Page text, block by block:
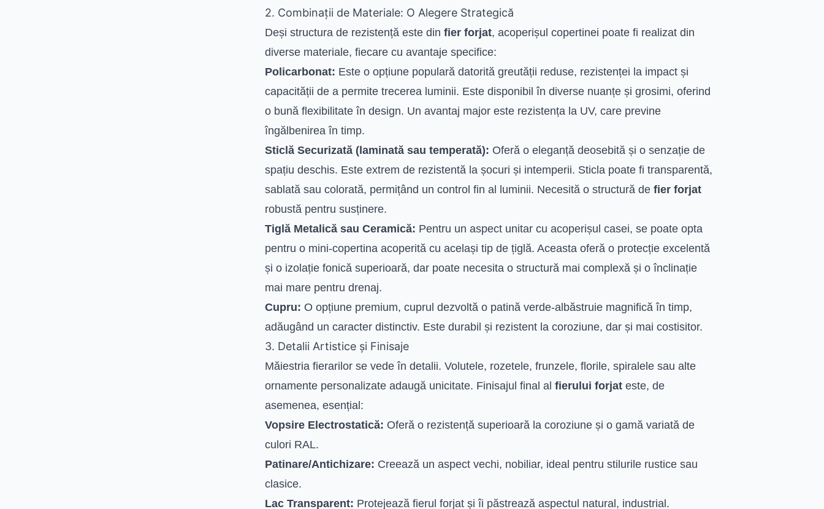
2. Combinații de Materiale: O Alegere Strategică
Deși structura de rezistență este din fier forjat, acoperișul copertinei poate fi realizat din
diverse materiale, fiecare cu avantaje specifice:
Policarbonat: Este o opțiune populară datorită greutății reduse, rezistenței la impact și
capacității de a permite trecerea luminii. Este disponibil în diverse nuanțe și grosimi, oferind
o bună flexibilitate în design. Un avantaj major este rezistența la UV, care previne
îngălbenirea în timp.
Sticlă Securizată (laminată sau temperată): Oferă o eleganță deosebită și o senzație de
spațiu deschis. Este extrem de rezistentă la șocuri și intemperii. Sticla poate fi transparentă,
sablată sau colorată, permițând un control fin al luminii. Necesită o structură de fier forjat
robustă pentru susținere.
Tiglă Metalică sau Ceramică: Pentru un aspect unitar cu acoperișul casei, se poate opta
pentru o mini-copertina acoperită cu același tip de țiglă. Aceasta oferă o protecție excelentă
și o izolație fonică superioară, dar poate necesita o structură mai complexă și o înclinație
mai mare pentru drenaj.
Cupru: O opțiune premium, cuprul dezvoltă o patină verde-albăstruie magnifică în timp,
adăugând un caracter distinctiv. Este durabil și rezistent la coroziune, dar și mai costisitor.
3. Detalii Artistice și Finisaje
Măiestria fierarilor se vede în detalii. Volutele, rozetele, frunzele, florile, spiralele sau alte
ornamente personalizate adaugă unicitate. Finisajul final al fierului forjat este, de
asemenea, esențial:
Vopsire Electrostatică: Oferă o rezistență superioară la coroziune și o gamă variată de
culori RAL.
Patinare/Antichizare: Creează un aspect vechi, nobiliar, ideal pentru stilurile rustice sau
clasice.
Lac Transparent: Protejează fierul forjat și îi păstrează aspectul natural, industrial.